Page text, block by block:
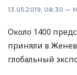
13.05.2019, 08:30 —
Около 1400
приняли в
глобальный